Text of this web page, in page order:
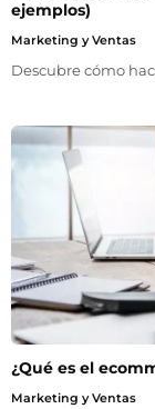
ejemplos)
Marketing y Ventas
Descubre cómo
¿Qué es el
Marketing y Ventas